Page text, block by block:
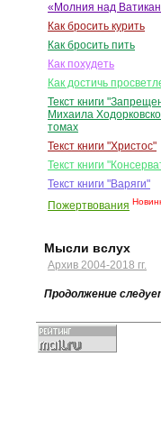
«Молния над
Как бросить курить
Как бросить пить
Как похудеть
Как достичь
Текст книги
Михаила
томах
Текст книги "Христос"
Текст книги
Текст книги "Варяги"
Пожертвования
Мысли вслух
Архив 2004-2018 гг.
Продолжение